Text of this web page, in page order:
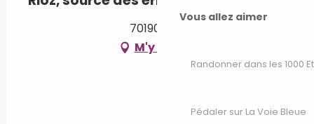
Vous allez aimer
Randonner dans les 1000
Pédaler sur La Voie Bleue
70190 Rioz
M'y rendre